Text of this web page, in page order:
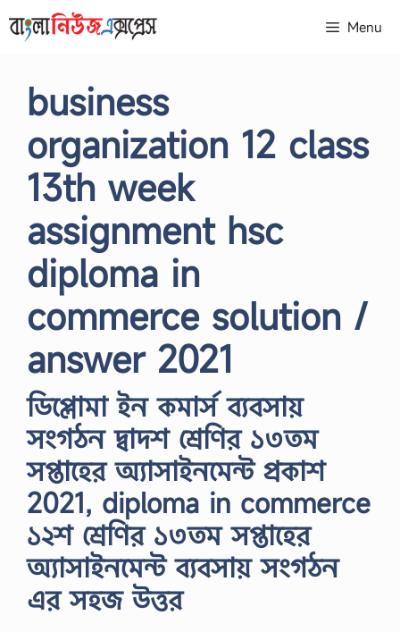
to
Menu
business
organization 12 class
13th week
assignment hsc
diploma in
commerce solution /
answer 2021
ডিপ্লোমা ইন কমার্স ব্যবসায়
সংগঠন দ্বাদশ শ্রেণির ১৩তম
সপ্তাহের অ্যাসাইনমেন্ট প্রকাশ
2021, diploma in commerce
১২শ শ্রেণির ১৩তম সপ্তাহের
অ্যাসাইনমেন্ট ব্যবসায় সংগঠন
এর সহজ উত্তর